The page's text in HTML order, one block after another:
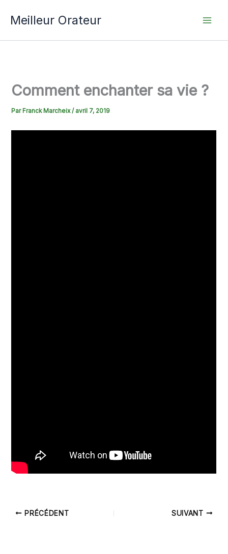
Meilleur Orateur
Comment enchanter sa vie ?
Par Franck Marcheix/ avril 7, 2019
PRÉCÉDENT SUIVANT